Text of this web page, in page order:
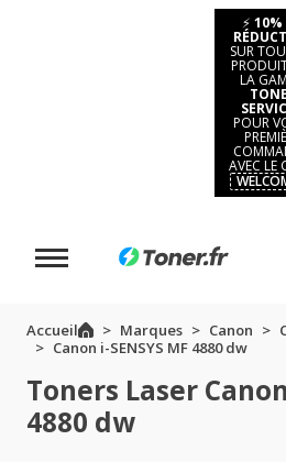
⚡ 10%
SUR
LA
POUR
AVEC LE
Accueil Marques Canon
Canon i-SENSYS MF 4880 dw
Toners Laser
4880 dw